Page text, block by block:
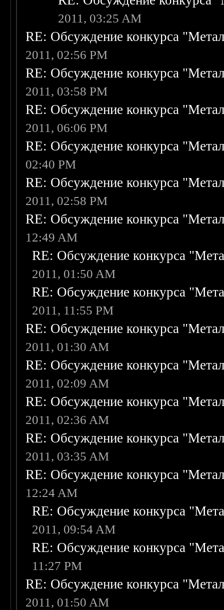
2011, 03:25 AM
RE: Обсуждение конкурса
2011, 02:56 PM
RE: Обсуждение конкурса
2011, 03:58 PM
RE: Обсуждение конкурса
2011, 06:06 PM
RE: Обсуждение конкурса
02:40 PM
RE: Обсуждение конкурса
2011, 02:58 PM
RE: Обсуждение конкурса
12:49 AM
RE: Обсуждение конкурса
2011, 01:50 AM
RE: Обсуждение конкурса
2011, 11:55 PM
RE: Обсуждение конкурса
2011, 01:30 AM
RE: Обсуждение конкурса
2011, 02:09 AM
RE: Обсуждение конкурса
2011, 02:36 AM
RE: Обсуждение конкурса
2011, 03:35 AM
RE: Обсуждение конкурса
12:24 AM
RE: Обсуждение конкурса
2011, 09:54 AM
RE: Обсуждение конкурса
11:27 PM
RE: Обсуждение конкурса
2011, 01:50 AM